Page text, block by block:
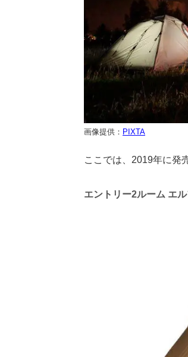
画像提供： PIXTA
ここでは、2019年に発
エントリー2ルーム エ